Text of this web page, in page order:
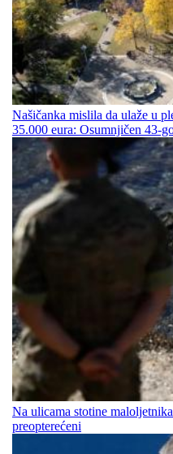
Našičanka mislila da ulaže u
35.000 eura: Osumnjičen 43-
Na ulicama stotine
preopterećeni